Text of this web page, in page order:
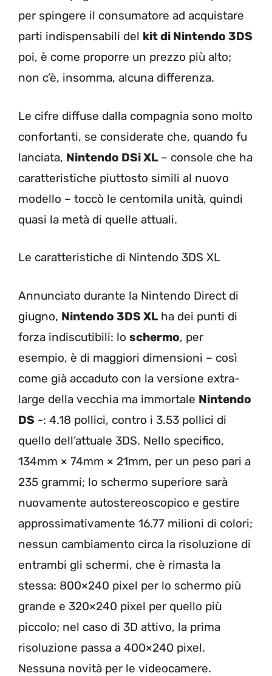
per spingere il consumatore ad acquistare
parti indispensabili del kit di Nintendo 3DS
poi, è come proporre un prezzo più alto;
non c’è, insomma, alcuna differenza.
Le cifre diffuse dalla compagnia sono molto
confortanti, se considerate che, quando fu
lanciata, Nintendo DSi XL – console che ha
caratteristiche piuttosto simili al nuovo
modello – toccò le centomila unità, quindi
quasi la metà di quelle attuali.
Le caratteristiche di Nintendo 3DS XL
Annunciato durante la Nintendo Direct di
giugno, Nintendo 3DS XL ha dei punti di
forza indiscutibili: lo schermo, per
esempio, è di maggiori dimensioni – così
come già accaduto con la versione extra-
large della vecchia ma immortale Nintendo
DS -: 4.18 pollici, contro i 3.53 pollici di
quello dell’attuale 3DS. Nello specifico,
134mm × 74mm × 21mm, per un peso pari a
235 grammi; lo schermo superiore sarà
nuovamente autostereoscopico e gestire
approssimativamente 16.77 milioni di colori;
nessun cambiamento circa la risoluzione di
entrambi gli schermi, che è rimasta la
stessa: 800×240 pixel per lo schermo più
grande e 320×240 pixel per quello più
piccolo; nel caso di 3D attivo, la prima
risoluzione passa a 400×240 pixel.
Nessuna novità per le videocamere.